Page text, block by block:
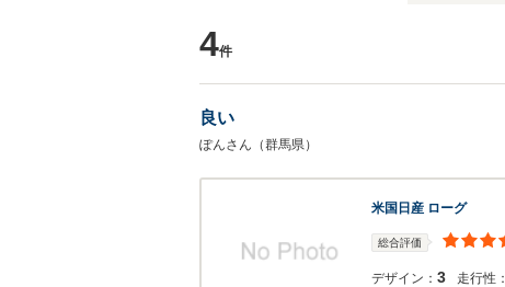
4件
良い
ぽんさん（群馬県）
米国日産 ローグ
総合評価
デザイン： 3 走行性：